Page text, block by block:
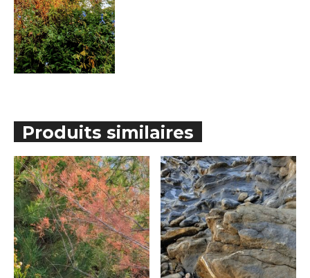
Produits similaires